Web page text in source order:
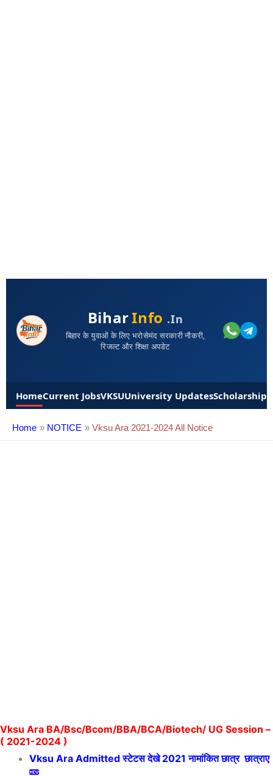
BiharInfo .in
बिहार के युवाओं के लिए भरोसेमंद सरकारी नौकरी,
रिजल्ट और शिक्षा अपडेट
HomeCurrent JobsVKSUUniversity UpdatesScholarships
Home NOTICE Vksu Ara 2021-2024 All Notice
Vksu Ara BA/Bsc/Bcom/BBA/BCA/Biotech/ UG Session –
( 2021-2024 )
Vksu Ara Admitted स्टेटस देखे 2021 नामांकित छात्र छात्राए